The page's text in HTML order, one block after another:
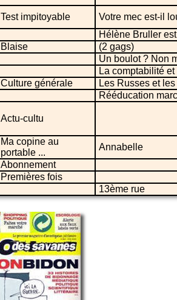
Test impitoyable
Votre mec est-il
Hélène Bruller
Blaise
(2 gags)
Un boulot ? Non
La comptabilité et
Culture générale
Les Russes et
Rééducation
Actu-cultu
Ma copine au
portable ...
Annabelle
Abonnement
Premières fois
13ème rue